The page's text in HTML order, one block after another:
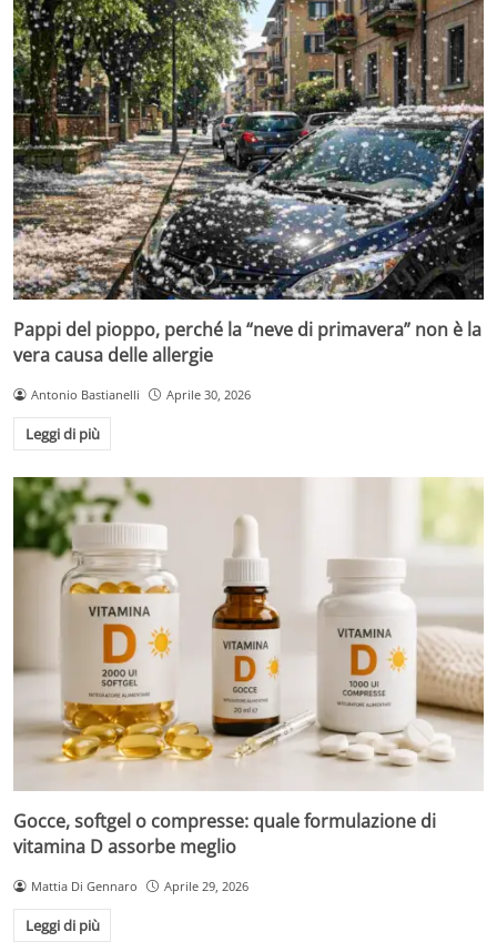
Pappi del pioppo, perché la “neve di primavera” non è la
vera causa delle allergie
Antonio Bastianelli Aprile 30, 2026
Leggi di più
Gocce, softgel o compresse: quale formulazione di
vitamina D assorbe meglio
Mattia Di Gennaro Aprile 29, 2026
Leggi di più